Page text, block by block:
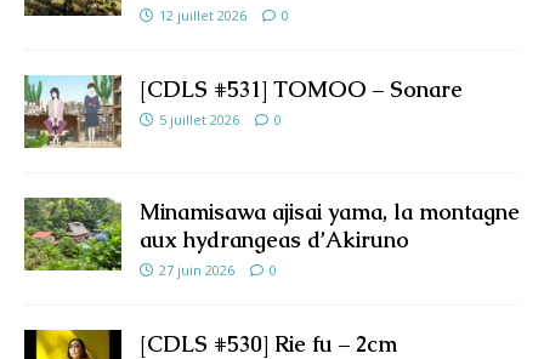
12 juillet 2026 0
[CDLS #531] TOMOO – Sonare
5 juillet 2026 0
Minamisawa ajisai yama, la montagne
aux hydrangeas d’Akiruno
27 juin 2026 0
[CDLS #530] Rie fu – 2cm